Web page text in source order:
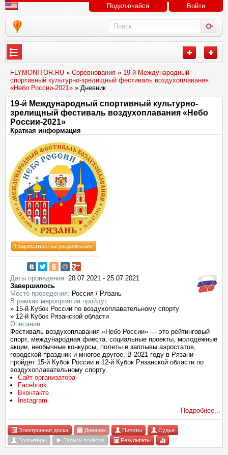
Подключайся Войти
FLYMONITOR.RU » Соревнования » 19-й Международный
спортивный культурно-зрелищный фестиваль воздухоплавания
«Небо России-2021» » Дневник
19-й Международный спортивный культурно-
зрелищный фестиваль воздухоплавания «Небо
России-2021»
Краткая информация
Подписаться на уведомления
Даты проведения: 20.07.2021 - 25.07.2021
Завершилось
Место проведения: Россия / Рязань
В рамках мероприятия пройдут:
» 15-й Кубок России по воздухоплавательному спорту
» 12-й Кубок Рязанской области
Описание:
Фестиваль воздухоплавания «Небо России» — это рейтинговый
спорт, международная фиеста, социальные проекты, молодежные
акции, необычные конкурсы, полеты и заплывы аэростатов,
городской праздник и многое другое. В 2021 году в Рязани
пройдёт 15-й Кубок России и 12-й Кубок Рязанской области по
воздухоплавательному спорту.
Сайт организатора
Facebook
Вконтакте
Instagram
Подробнее...
Электронная доска Дневник Пилоты
Судьи
Волонтёры
Записи полётов Результаты